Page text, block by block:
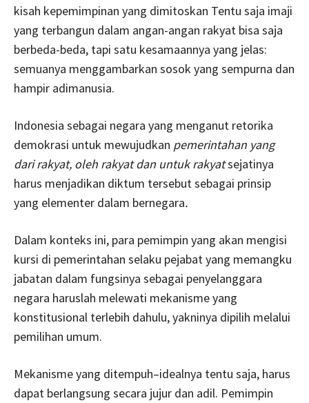
kisah kepemimpinan yang dimitoskan Tentu saja imaji
yang terbangun dalam angan-angan rakyat bisa saja
berbeda-beda, tapi satu kesamaannya yang jelas:
semuanya menggambarkan sosok yang sempurna dan
hampir adimanusia.
Indonesia sebagai negara yang menganut retorika
demokrasi untuk mewujudkan pemerintahan yang
dari rakyat, oleh rakyat dan untuk rakyatsejatinya
harus menjadikan diktum tersebut sebagai prinsip
yang elementer dalam bernegara.
Dalam konteks ini, para pemimpin yang akan mengisi
kursi di pemerintahan selaku pejabat yang memangku
jabatan dalam fungsinya sebagai penyelanggara
negara haruslah melewati mekanisme yang
konstitusional terlebih dahulu, yakninya dipilih melalui
pemilihan umum.
Mekanisme yang ditempuh–idealnya tentu saja, harus
dapat berlangsung secara jujur dan adil. Pemimpin